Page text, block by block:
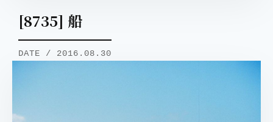
[8735] 船
DATE / 2016.08.30